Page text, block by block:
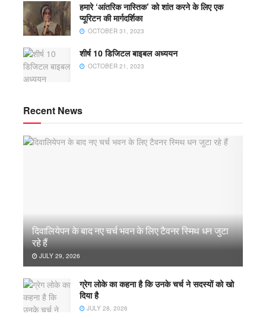
हमारे ‘आंतरिक नास्तिक’ को शांत करने के लिए एक
प्यूरिटन की मार्गदर्शिका
OCTOBER 31, 2023
शीर्ष 10 डिजिटल बाइबल अध्ययन
OCTOBER 21, 2023
Recent News
दिवालियेपन के बाद नए चर्च भवन के लिए टैवनर स्मिथ धन जुटा
रहे हैं
JULY 29, 2026
ग्रेग लोके का कहना है कि उनके चर्च ने सदस्यों को खो
दिया है
JULY 28, 2026